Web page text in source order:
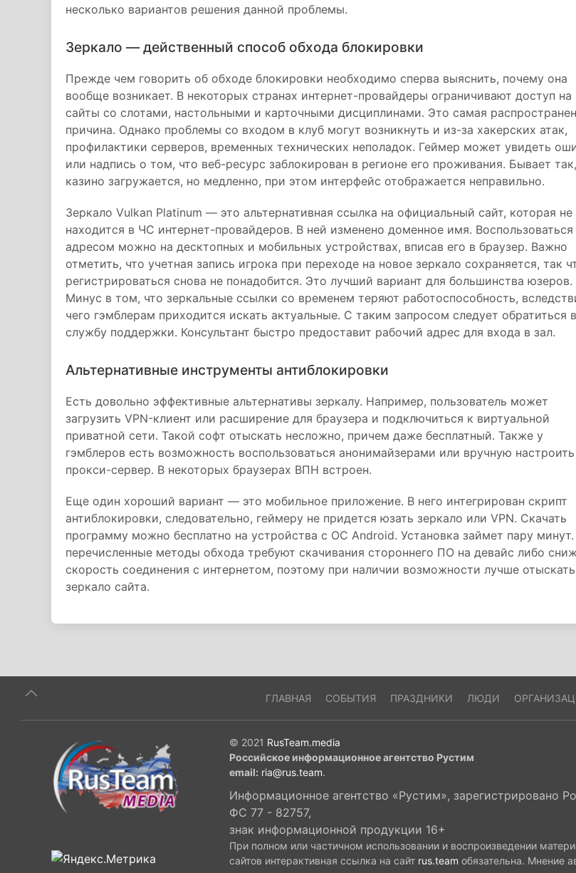
несколько вариантов решения данной проблемы.
Зеркало — действенный способ обхода блокировки
Прежде чем говорить об обходе блокировки необходимо сперва выяснить, почему она
вообще возникает. В некоторых странах интернет-провайдеры ограничивают доступ на
сайты со слотами, настольными и карточными дисциплинами. Это самая
причина. Однако проблемы со входом в клуб могут возникнуть и из-за хакерских атак,
профилактики серверов, временных технических неполадок. Геймер может увидеть
или надпись о том, что веб-ресурс заблокирован в регионе его проживания. Бывает
казино загружается, но медленно, при этом интерфейс отображается неправильно.
Зеркало Vulkan Platinum — это альтернативная ссылка на официальный сайт, которая не
находится в ЧС интернет-провайдеров. В ней изменено доменное имя. Воспользоваться
адресом можно на десктопных и мобильных устройствах, вписав его в браузер. Важно
отметить, что учетная запись игрока при переходе на новое зеркало сохраняется, так
регистрироваться снова не понадобится. Это лучший вариант для большинства юзеров.
Минус в том, что зеркальные ссылки со временем теряют работоспособность,
чего гэмблерам приходится искать актуальные. С таким запросом следует обратиться в
службу поддержки. Консультант быстро предоставит рабочий адрес для входа в зал.
Альтернативные инструменты антиблокировки
Есть довольно эффективные альтернативы зеркалу. Например, пользователь может
загрузить VPN-клиент или расширение для браузера и подключиться к виртуальной
приватной сети. Такой софт отыскать несложно, причем даже бесплатный. Также у
гэмблеров есть возможность воспользоваться анонимайзерами или вручную настроить
прокси-сервер. В некоторых браузерах ВПН встроен.
Еще один хороший вариант — это мобильное приложение. В него интегрирован скрипт
антиблокировки, следовательно, геймеру не придется юзать зеркало или VPN. Скачать
программу можно бесплатно на устройства с ОС Android. Установка займет пару
перечисленные методы обхода требуют скачивания стороннего ПО на девайс либо
скорость соединения с интернетом, поэтому при наличии возможности лучше отыскать
зеркало сайта.
ГЛАВНАЯ СОБЫТИЯ ПРАЗДНИКИ ЛЮДИ
© 2021 RusTeam.media
Российское информационное агентство Рустим
email: ria@rus.team.
Информационное агентство «Рустим», зарегистрировано
ФС 77 - 82757,
знак информационной продукции 16+
При полном или частичном использовании и воспроизведении
сайтов интерактивная ссылка на сайт rus.team обязательна. Мнение